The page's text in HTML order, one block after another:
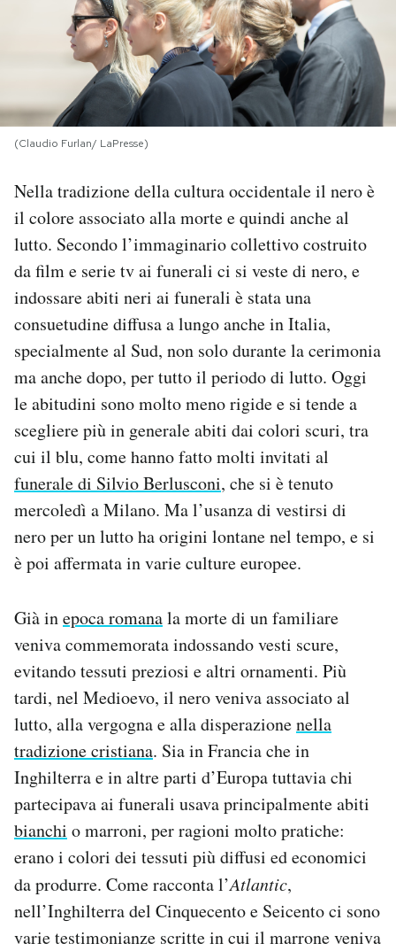
PODCAST
NEWSLETTER
I MIEI PREFERITI
SHOP
CALENDARIO
AREA PERSONALE
Area Personale
Notifiche mobile
Regala il Post
Hai bisogno di aiuto?
Esci
(Claudio Furlan/ LaPresse)
Nella tradizione della cultura occidentale il nero è
il colore associato alla morte e quindi anche al
lutto. Secondo l’immaginario collettivo costruito
da film e serie tv ai funerali ci si veste di nero, e
indossare abiti neri ai funerali è stata una
consuetudine diffusa a lungo anche in Italia,
specialmente al Sud, non solo durante la cerimonia
ma anche dopo, per tutto il periodo di lutto. Oggi
le abitudini sono molto meno rigide e si tende a
scegliere più in generale abiti dai colori scuri, tra
cui il blu, come hanno fatto molti invitati al
funerale di Silvio Berlusconi, che si è tenuto
mercoledì a Milano. Ma l’usanza di vestirsi di
nero per un lutto ha origini lontane nel tempo, e si
è poi affermata in varie culture europee.
Già inepoca romanala morte di un familiare
veniva commemorata indossando vesti scure,
evitando tessuti preziosi e altri ornamenti. Più
tardi, nel Medioevo, il nero veniva associato al
lutto, alla vergogna e alla disperazionenella
tradizione cristiana. Sia in Francia che in
Inghilterra e in altre parti d’Europa tuttavia chi
partecipava ai funerali usava principalmente abiti
bianchi o marroni, per ragioni molto pratiche:
erano i colori dei tessuti più diffusi ed economici
da produrre. Come racconta l’Atlantic,
nell’Inghilterra del Cinquecento e Seicento ci sono
varie testimonianze scritte in cui il marrone veniva